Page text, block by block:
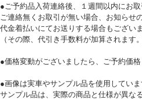
●ご予約品入荷連絡後、１週間以内にお取
ご連絡無くお取引が無い場合、お知らせの
代金着払いにてお送りする場合もございま
（その際、代引き手数料が加算されます
●価格変動がございましたら、ご予約価格
●画像は実車やサンプル品を使用してい
サンプル品は、実際の商品と仕様が異な